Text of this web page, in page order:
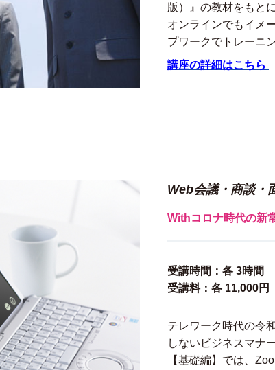
版）』の教材をもと
オンラインでもイメ
プワークでトレーニ
講座の詳細はこちら
Web会議・商談・
Withコロナ時代の新
受講時間：各 3時間
受講料：各 11,000円
テレワーク時代の令
しないビジネスマナ
【基礎編】では、